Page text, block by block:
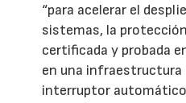
“para acelerar el
sistemas, la
certificada y probada
en una infraestructura
interruptor